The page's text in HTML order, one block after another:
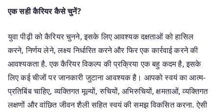
एक सही कैरियर कैसे चुनें?
युवा पीढ़ी को कैरियर चुनने, इसके लिए आवश्यक दक्षताओं को हासिल
करने, निर्णय लेने, लक्ष्य निर्धारित करने और फिर एक कार्रवाई करने की
आवश्यकता है. एक कैरियर विकल्प की प्रक्रिया एक बहु कदम है, इसके
लिए कई चीजों पर जानकारी जुटाना आवश्यक है। आपको स्वयं का आत्म-
प्रतिबिंब चाहिए, व्यक्तिगत मूल्यों, रुचियों, अभिरुचियों, क्षमताओं, व्यक्तिगत
लक्षणों और वांछित जीवन शैली सहित स्वयं की समझ विकसित करना. ऐसी